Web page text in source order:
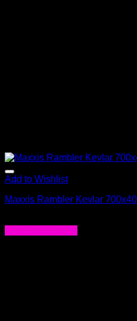
Add to Wishlist
Maxxis Rambler Kevlar